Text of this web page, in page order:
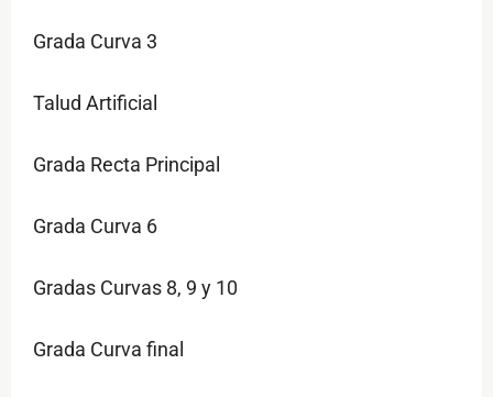
Grada Curva 3
Talud Artificial
Grada Recta Principal
Grada Curva 6
Gradas Curvas 8, 9 y 10
Grada Curva final